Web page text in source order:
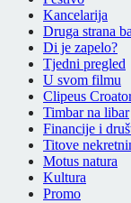
Kancelarija
Druga strana
Di je zapelo?
Tjedni pregled
U svom filmu
Clipeus
Timbar na libar
Financije i
Titove
Motus natura
Kultura
Promo